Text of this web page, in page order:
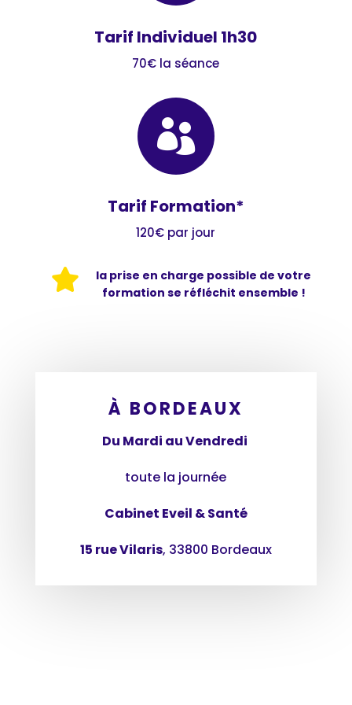
Tarif Individuel 1h30
70€ la séance

Tarif Formation*
120€ par jour

la prise en charge possible de votre
formation se réfléchit ensemble !
À BORDEAUX
Du Mardi au Vendredi
toute la journée
Cabinet Eveil & Santé
15 rue Vilaris, 33800 Bordeaux